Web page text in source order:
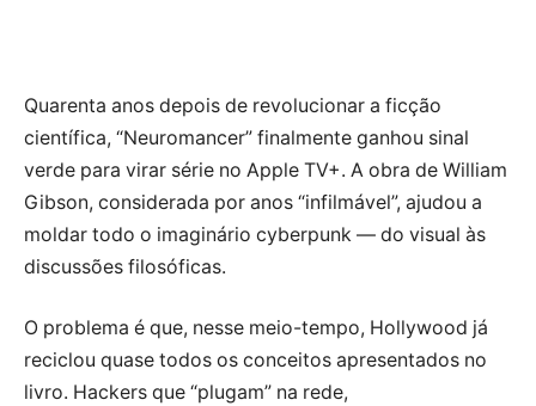
Quarenta anos depois de revolucionar a ficção
científica, “Neuromancer” finalmente ganhou sinal
verde para virar série no Apple TV+. A obra de William
Gibson, considerada por anos “infilmável”, ajudou a
moldar todo o imaginário cyberpunk — do visual às
discussões filosóficas.
O problema é que, nesse meio-tempo, Hollywood já
reciclou quase todos os conceitos apresentados no
livro. Hackers que “plugam” na rede,